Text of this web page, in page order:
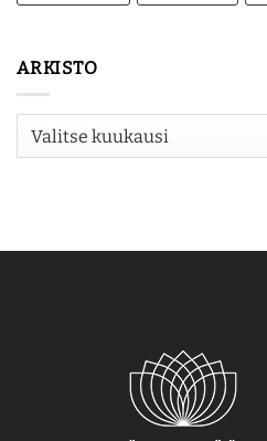
ARKISTO
Arkisto